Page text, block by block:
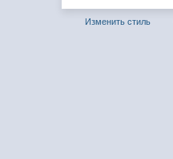
Изменить стиль